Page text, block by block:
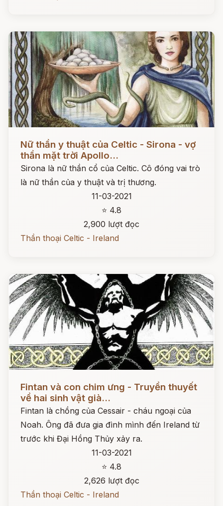
Nữ thần y thuật của Celtic - Sirona - vợ
thần mặt trời Apollo...
Sirona là nữ thần cổ của Celtic. Cô đóng vai trò
là nữ thần của y thuật và trị thương.
11-03-2021
⭐ 4.8
2,900 lượt đọc
Thần thoại Celtic - Ireland
Fintan và con chim ưng - Truyền thuyết
về hai sinh vật già...
Fintan là chồng của Cessair - cháu ngoại của
Noah. Ông đã đưa gia đình mình đến Ireland từ
trước khi Đại Hồng Thủy xảy ra.
11-03-2021
⭐ 4.8
2,626 lượt đọc
Thần thoại Celtic - Ireland